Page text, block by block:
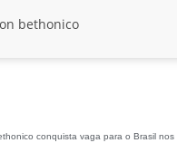
bethonico
conquista vaga para o Brasil